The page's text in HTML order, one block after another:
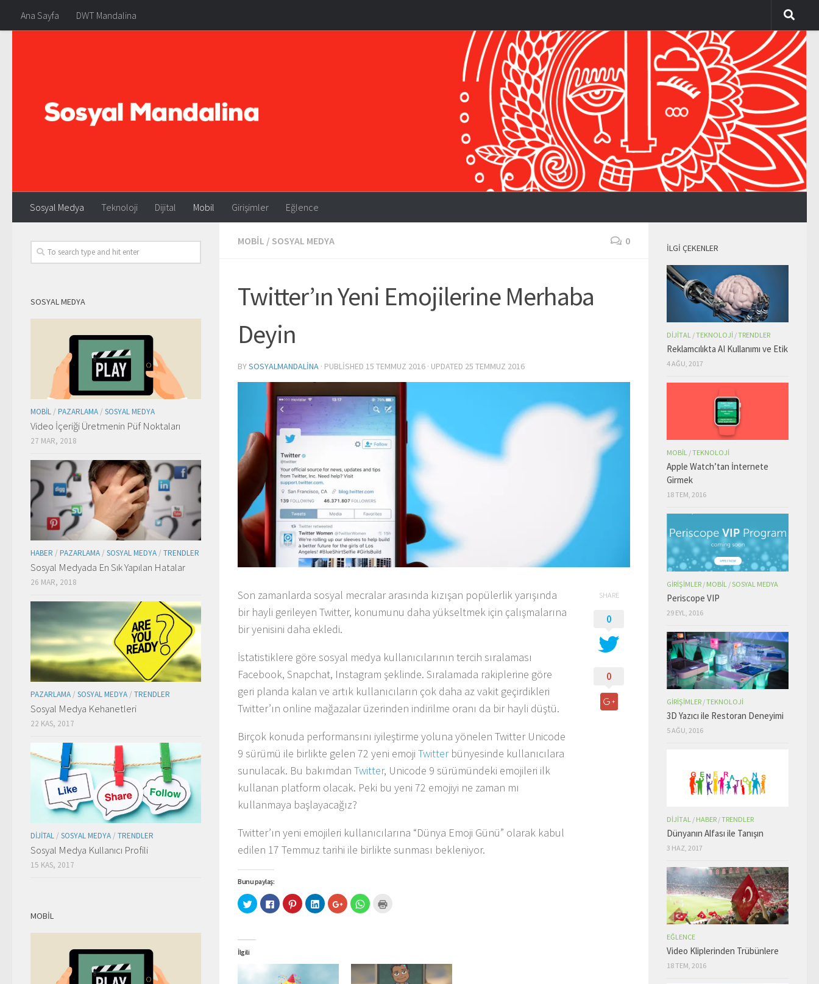
Ana Sayfa DWT Mandalina
Sosyal Medya Teknoloji Dijital Mobil Girişimler Eğlence
MOBIL / SOSYAL MEDYA 0
Twitter’ın Yeni Emojilerine Merhaba
Deyin
BYSOSYALMANDALINA · PUBLISHED 15 TEMMUZ 2016 · UPDATED 25 TEMMUZ 2016
Son zamanlarda sosyal mecralar arasında kızışan popülerlik yarışında
bir hayli gerileyen Twitter, konumunu daha yükseltmek için çalışmalarına
bir yenisini daha ekledi.
İstatistiklere göre sosyal medya kullanıcılarının tercih sıralaması
Facebook, Snapchat, Instagram şeklinde. Sıralamada rakiplerine göre
geri planda kalan ve artık kullanıcıların çok daha az vakit geçirdikleri
Twitter’ın online mağazalar üzerinden indirilme oranı da bir hayli düştü.
Birçok konuda performansını iyileştirme yoluna yönelen Twitter Unicode
9 sürümü ile birlikte gelen 72 yeni emoji Twitterbünyesinde kullanıcılara
sunulacak. Bu bakımdan Twitter, Unicode 9 sürümündeki emojileri ilk
kullanan platform olacak. Peki bu yeni 72 emojiyi ne zaman mı
kullanmaya başlayacağız?
Twitter’ın yeni emojileri kullanıcılarına “Dünya Emoji Günü” olarak kabul
edilen 17 Temmuz tarihi ile birlikte sunması bekleniyor.
Bunu paylaş:
Twitter
üzerinde
paylaşmak
(Yeni
Facebook'ta
paylaşmak
Pinterest'te
paylaşmak
Linkedln
üzerinden
paylaşmak
Google+
üzerinde
paylaşmak
WhatsApp'ta
paylaşmak
İlgili
SHARE
0
0
SOSYAL MEDYA
MOBIL / PAZARLAMA / SOSYAL MEDYA
Video İçeriği Üretmenin Püf Noktaları
27 MAR, 2018
HABER / PAZARLAMA / SOSYAL MEDYA / TRENDLER
Sosyal Medyada En Sık Yapılan Hatalar
26 MAR, 2018
PAZARLAMA / SOSYAL MEDYA / TRENDLER
Sosyal Medya Kehanetleri
22 KAS, 2017
DIJITAL / SOSYAL MEDYA / TRENDLER
Sosyal Medya Kullanıcı Profili
15 KAS, 2017
MOBIL
İLGI ÇEKENLER
DIJITAL /TEKNOLOJI /TRENDLER
Reklamcılıkta AI Kullanımı ve Etik
4 AĞU, 2017
MOBIL /TEKNOLOJI
Apple Watch’tan İnternete
Girmek
18 TEM, 2016
GIRIŞIMLER / MOBIL /SOSYAL MEDYA
Periscope VIP
29 EYL, 2016
GIRIŞIMLER /TEKNOLOJI
3D Yazıcı ile Restoran Deneyimi
5 AĞU, 2016
DIJITAL / HABER /TRENDLER
Dünyanın Alfası ile Tanışın
3 HAZ, 2017
EĞLENCE
Video Kliplerinden Trübünlere
18 TEM, 2016